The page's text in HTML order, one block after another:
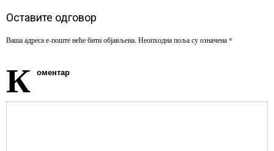
Оставите одговор
Ваша адреса е-поште неће бити објављена. Неопходна поља су означена *
К оментар